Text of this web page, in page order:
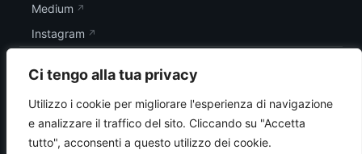
Ci tengo alla tua privacy
Utilizzo i cookie per migliorare l'esperienza di navigazione
e analizzare il traffico del sito. Cliccando su "Accetta
tutto", acconsenti a questo utilizzo dei cookie.
Medium
Instagram